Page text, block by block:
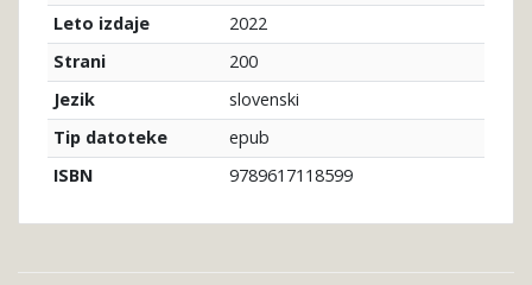
Leto izdaje
2022
Strani
200
Jezik
slovenski
Tip datoteke
epub
ISBN
9789617118599